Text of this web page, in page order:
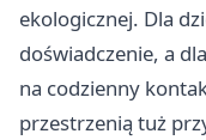
ekologicznej. Dla
doświadczenie, a
na codzienny
przestrzenią tuż